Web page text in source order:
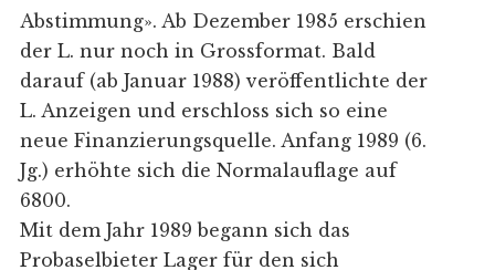
Abstimmung». Ab Dezember 1985 erschien
der L. nur noch in Grossformat. Bald
darauf (ab Januar 1988) veröffentlichte der
L. Anzeigen und erschloss sich so eine
neue Finanzierungsquelle. Anfang 1989 (6.
Jg.) erhöhte sich die Normalauflage auf
6800.
Mit dem Jahr 1989 begann sich das
Probaselbieter Lager für den sich